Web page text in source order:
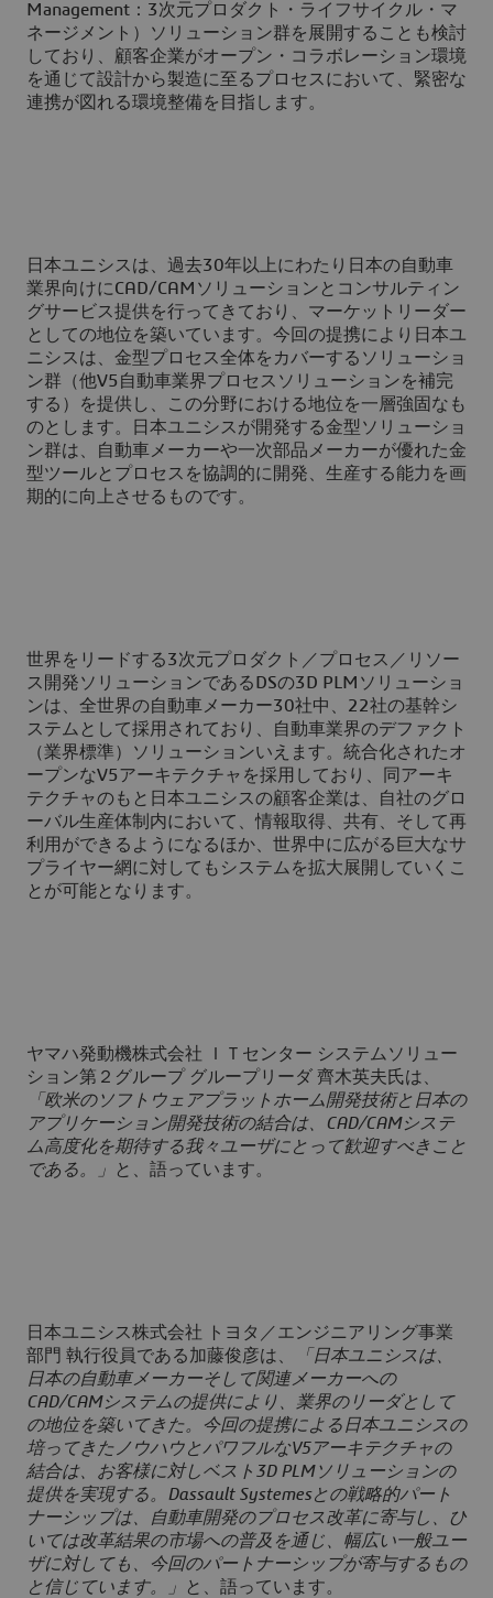
Management：3次元プロダクト・ライフサイクル・マ
ネージメント）ソリューション群を展開することも検討
しており、顧客企業がオープン・コラボレーション環境
を通じて設計から製造に至るプロセスにおいて、緊密な
連携が図れる環境整備を目指します。
日本ユニシスは、過去30年以上にわたり日本の自動車
業界向けにCAD/CAMソリューションとコンサルティン
グサービス提供を行ってきており、マーケットリーダー
としての地位を築いています。今回の提携により日本ユ
ニシスは、金型プロセス全体をカバーするソリューショ
ン群（他V5自動車業界プロセスソリューションを補完
する）を提供し、この分野における地位を一層強固なも
のとします。日本ユニシスが開発する金型ソリューショ
ン群は、自動車メーカーや一次部品メーカーが優れた金
型ツールとプロセスを協調的に開発、生産する能力を画
期的に向上させるものです。
世界をリードする3次元プロダクト／プロセス／リソー
ス開発ソリューションであるDSの3D PLMソリューショ
ンは、全世界の自動車メーカー30社中、22社の基幹シ
ステムとして採用されており、自動車業界のデファクト
（業界標準）ソリューションいえます。統合化されたオ
ープンなV5アーキテクチャを採用しており、同アーキ
テクチャのもと日本ユニシスの顧客企業は、自社のグロ
ーバル生産体制内において、情報取得、共有、そして再
利用ができるようになるほか、世界中に広がる巨大なサ
プライヤー網に対してもシステムを拡大展開していくこ
とが可能となります。
ヤマハ発動機株式会社 ＩＴセンター システムソリュー
ション第２グループ グループリーダ 齊木英夫氏は、
「欧米のソフトウェアプラットホーム開発技術と日本の
アプリケーション開発技術の結合は、CAD/CAMシステ
ム高度化を期待する我々ユーザにとって歓迎すべきこと
である。」
と、語っています。
日本ユニシス株式会社 トヨタ／エンジニアリング事業
部門 執行役員である加藤俊彦は、
「日本ユニシスは、
日本の自動車メーカーそして関連メーカーへの
CAD/CAMシステムの提供により、業界のリーダとして
の地位を築いてきた。今回の提携による日本ユニシスの
培ってきたノウハウとパワフルなV5アーキテクチャの
結合は、お客様に対しベスト3D PLMソリューションの
提供を実現する。Dassault Systemesとの戦略的パート
ナーシップは、自動車開発のプロセス改革に寄与し、ひ
いては改革結果の市場への普及を通じ、幅広い一般ユー
ザに対しても、今回のパートナーシップが寄与するもの
と信じています。」
と、語っています。